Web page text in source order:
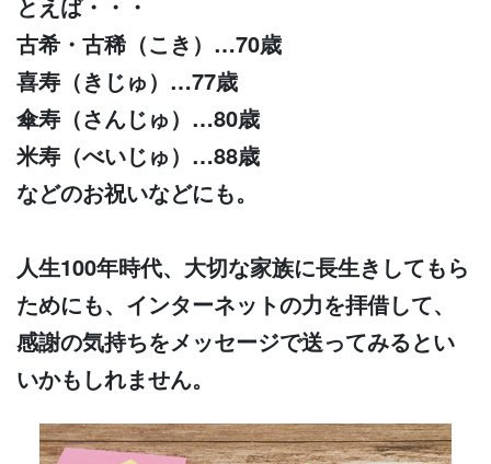
古希・古稀（こき）…70歳
喜寿（きじゅ）…77歳
傘寿（さんじゅ）…80歳
米寿（べいじゅ）…88歳
などのお祝いなどにも。
人生100年時代、大切な家族に長生きしてもら
ためにも、インターネットの力を拝借して、
感謝の気持ちをメッセージで送ってみるとい
いかもしれません。